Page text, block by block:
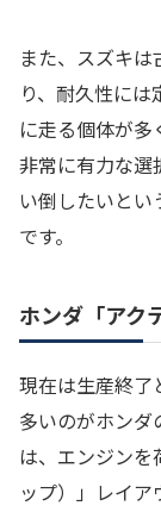
また、スズキ
り、耐久性に
に走る個体が
非常に有力な選
い倒したいと
です。
ホンダ「アク
現在は生産終了
多いのがホンダ
は、エンジンを
ップ）」レイア